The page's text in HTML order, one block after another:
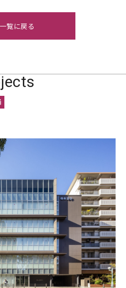
一覧に戻る
移します。